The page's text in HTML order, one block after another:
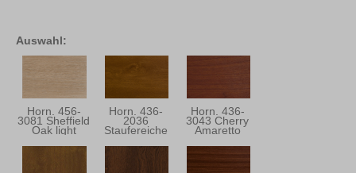
Auswahl:
Horn. 456-
3081 Sheffield
Oak light
Horn. 436-
2036
Staufereiche
Horn. 436-
3043 Cherry
Amaretto